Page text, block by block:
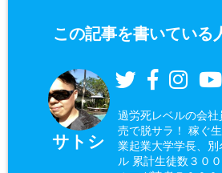
この記事を書いている
サトシ
過労死レベルの会
売で脱サラ！ 稼ぐ
業起業大学学長、
ル 累計生徒数３０